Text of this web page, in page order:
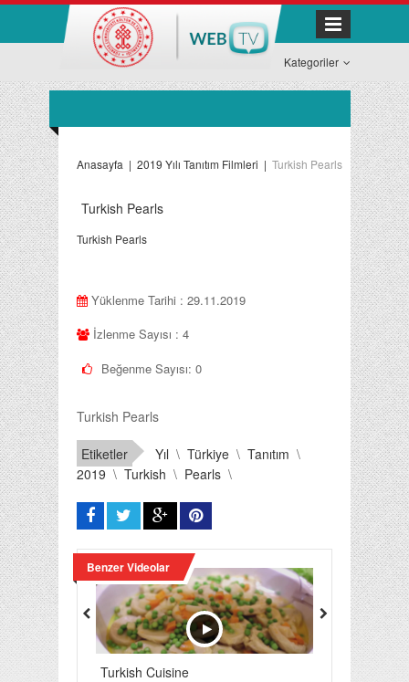
Kategoriler
Anasayfa | 2019 Yılı Tanıtım Filmleri | Turkish Pearls
Turkish Pearls
Turkish Pearls
Yüklenme Tarihi : 29.11.2019
İzlenme Sayısı : 4
Beğenme Sayısı: 0
Turkish Pearls
Etiketler Yıl \ Türkiye \ Tanıtım \
2019 \ Turkish \ Pearls \
Benzer Videolar
Turkish Cuisine Home of